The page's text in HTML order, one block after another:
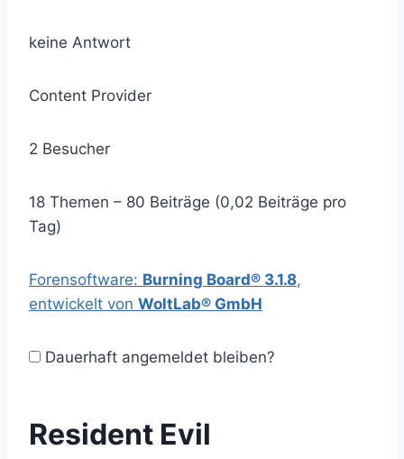
keine Antwort
Content Provider
2 Besucher
18 Themen – 80 Beiträge (0,02 Beiträge pro
Tag)
Forensoftware: Burning Board® 3.1.8,
entwickelt von WoltLab® GmbH
Dauerhaft angemeldet bleiben?
Resident Evil